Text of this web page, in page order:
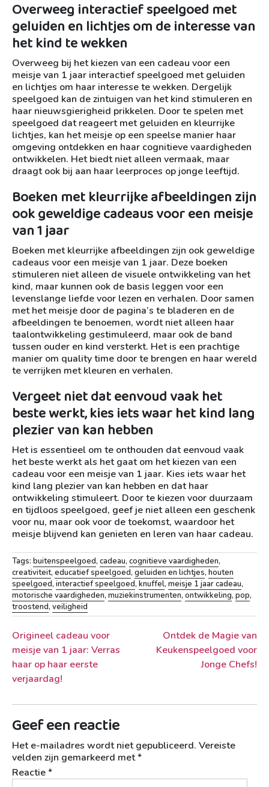
Overweeg interactief speelgoed met
geluiden en lichtjes om de interesse van
het kind te wekken
Overweeg bij het kiezen van een cadeau voor een
meisje van 1 jaar interactief speelgoed met geluiden
en lichtjes om haar interesse te wekken. Dergelijk
speelgoed kan de zintuigen van het kind stimuleren en
haar nieuwsgierigheid prikkelen. Door te spelen met
speelgoed dat reageert met geluiden en kleurrijke
lichtjes, kan het meisje op een speelse manier haar
omgeving ontdekken en haar cognitieve vaardigheden
ontwikkelen. Het biedt niet alleen vermaak, maar
draagt ook bij aan haar leerproces op jonge leeftijd.
Boeken met kleurrijke afbeeldingen zijn
ook geweldige cadeaus voor een meisje
van 1 jaar
Boeken met kleurrijke afbeeldingen zijn ook geweldige
cadeaus voor een meisje van 1 jaar. Deze boeken
stimuleren niet alleen de visuele ontwikkeling van het
kind, maar kunnen ook de basis leggen voor een
levenslange liefde voor lezen en verhalen. Door samen
met het meisje door de pagina’s te bladeren en de
afbeeldingen te benoemen, wordt niet alleen haar
taalontwikkeling gestimuleerd, maar ook de band
tussen ouder en kind versterkt. Het is een prachtige
manier om quality time door te brengen en haar wereld
te verrijken met kleuren en verhalen.
Vergeet niet dat eenvoud vaak het
beste werkt, kies iets waar het kind lang
plezier van kan hebben
Het is essentieel om te onthouden dat eenvoud vaak
het beste werkt als het gaat om het kiezen van een
cadeau voor een meisje van 1 jaar. Kies iets waar het
kind lang plezier van kan hebben en dat haar
ontwikkeling stimuleert. Door te kiezen voor duurzaam
en tijdloos speelgoed, geef je niet alleen een geschenk
voor nu, maar ook voor de toekomst, waardoor het
meisje blijvend kan genieten en leren van haar cadeau.
Tags: buitenspeelgoed, cadeau, cognitieve vaardigheden,
creativiteit, educatief speelgoed, geluiden en lichtjes, houten
speelgoed, interactief speelgoed, knuffel, meisje 1 jaar cadeau,
motorische vaardigheden, muziekinstrumenten, ontwikkeling, pop,
troostend, veiligheid
Berichtnavigatie
Origineel cadeau voor
meisje van 1 jaar: Verras
haar op haar eerste
verjaardag!
Ontdek de Magie van
Keukenspeelgoed voor
Jonge Chefs!
Geef een reactie
Het e-mailadres wordt niet gepubliceerd. Vereiste
velden zijn gemarkeerd met*
Reactie*